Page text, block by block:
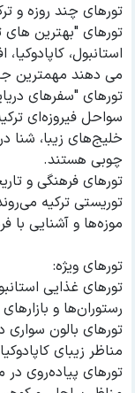
تورهای چند روزه و
تورهای "بهترین های
استانبول،
می دهند مهمترین
تورهای "سفرهای
سواحل فیروزه‌ای
خلیج‌های زیبا،
چوبی هستند.
تورهای فرهنگی و
توریستی ترکیه
موزه‌ها و آشنایی
تورهای ویژه:
تورهای غذایی
رستوران‌ها و
تورهای بالون سواری
مناظر زیبای کاپادوکیا
تورهای پیاده‌روی